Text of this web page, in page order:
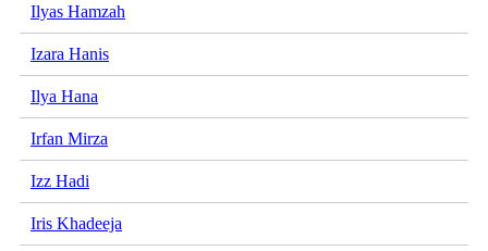
Ilyas Hamzah
Izara Hanis
Ilya Hana
Irfan Mirza
Izz Hadi
Iris Khadeeja